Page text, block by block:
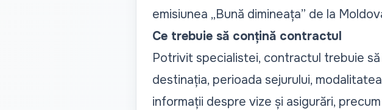
emisiunea „Bună dimineața” de la
Ce trebuie să conțină contractul
Potrivit specialistei, contractul trebuie
destinația, perioada sejurului,
informații despre vize și asigurări,